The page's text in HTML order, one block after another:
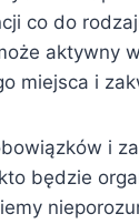
co do
aktywny
miejsca i
i
będzie